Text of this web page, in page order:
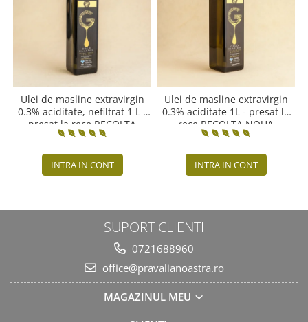
Ulei de masline extravirgin
0.3% aciditate, nefiltrat 1 L -
presat la rece RECOLTA
NOUA
INTRA IN CONT
Ulei de masline extravirgin
0.3% aciditate 1L - presat la
rece RECOLTA NOUA
INTRA IN CONT
SUPORT CLIENTI
0721688960
office@pravalianoastra.ro
MAGAZINUL MEU